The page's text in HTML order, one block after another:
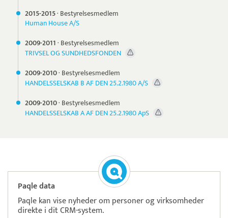
2015-2015· Bestyrelsesmedlem
Human House A/S
2009-2011· Bestyrelsesmedlem
TRIVSEL OG SUNDHEDSFONDEN
2009-2010· Bestyrelsesmedlem
HANDELSSELSKAB B AF DEN 25.2.1980 A/S
2009-2010· Bestyrelsesmedlem
HANDELSSELSKAB A AF DEN 25.2.1980 ApS
Paqle data
Paqle kan vise nyheder om personer og virksomheder
direkte i dit CRM-system.